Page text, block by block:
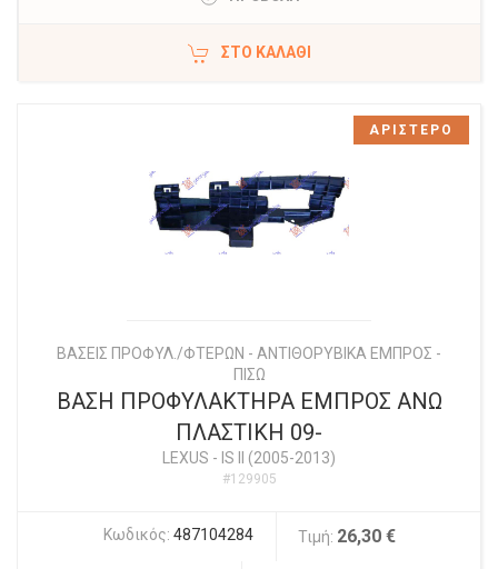
ΣΤΟ ΚΑΛΆΘΙ
ΒΑΣΕΙΣ ΠΡΟΦΥΛ./ΦΤΕΡΩΝ - ΑΝΤΙΘΟΡΥΒΙΚΑ ΕΜΠΡΟΣ -
ΠΙΣΩ
ΒΑΣΗ ΠΡΟΦΥΛΑΚΤΗΡΑ ΕΜΠΡΟΣ ΑΝΩ
ΠΛΑΣΤΙΚΗ 09-
LEXUS - IS II (2005-2013)
#129905
Κωδικός: 487104284 Τιμή: 26,30 €
ΑΡΙΣΤΕΡΟ